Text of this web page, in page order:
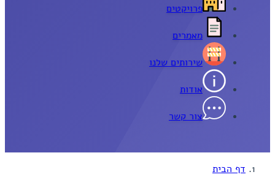
פרויקטים
מאמרים
שירותים שלנו
אודות
צור קשר
דף הבית